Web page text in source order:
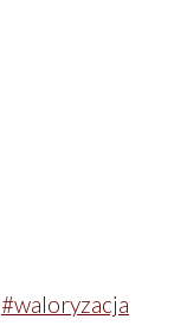
#waloryzacja